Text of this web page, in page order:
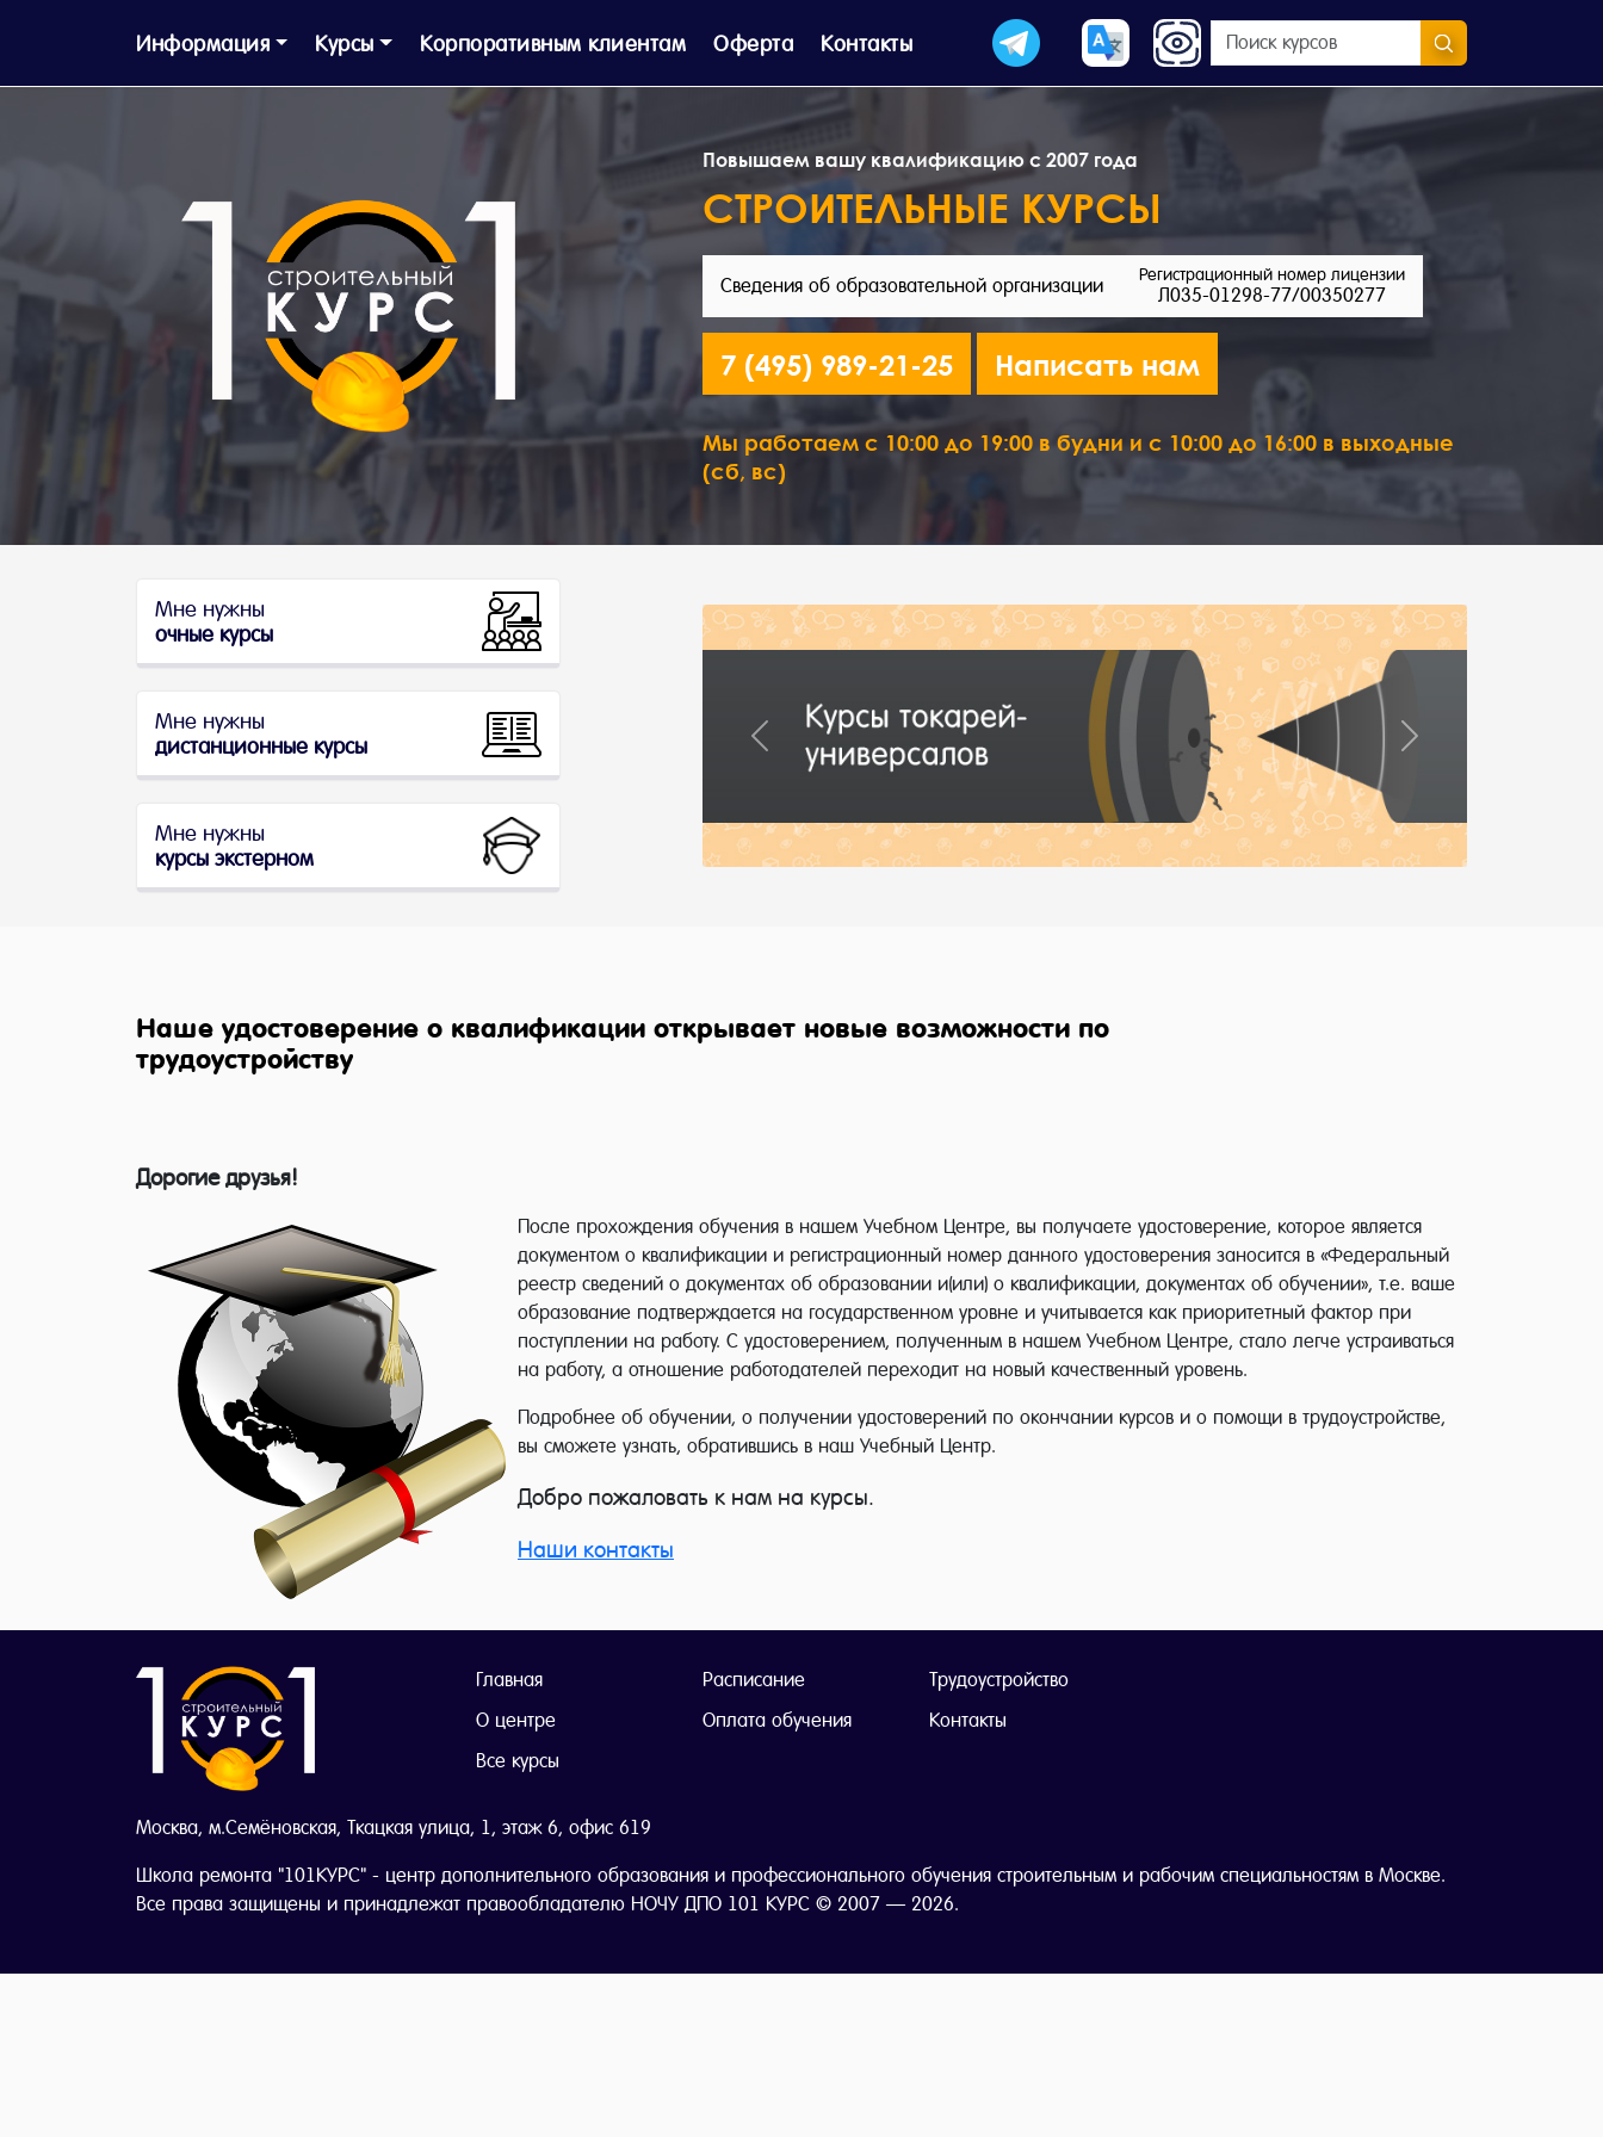
Информация Курсы Корпоративным клиентам Оферта Контакты
Повышаем вашу квалификацию с 2007 года
СТРОИТЕЛЬНЫЕ КУРСЫ
Сведения об образовательной организации Регистрационный номер лицензии
Л035-01298-77/00350277
7 (495) 989-21-25 Написать нам
Мы работаем с 10:00 до 19:00 в будни и с 10:00 до 16:00 в выходные
(сб, вс)
Мне нужны
очные курсы
Мне нужны
дистанционные курсы
Мне нужны
курсы экстерном
Previous Next
Наше удостоверение о квалификации открывает новые возможности по
трудоустройству
Дорогие друзья!
После прохождения обучения в нашем Учебном Центре, вы получаете удостоверение, которое является
документом о квалификации и регистрационный номер данного удостоверения заносится в «Федеральный
реестр сведений о документах об образовании и(или) о квалификации, документах об обучении», т.е. ваше
образование подтверждается на государственном уровне и учитывается как приоритетный фактор при
поступлении на работу. С удостоверением, полученным в нашем Учебном Центре, стало легче устраиваться
на работу, а отношение работодателей переходит на новый качественный уровень.
Подробнее об обучении, о получении удостоверений по окончании курсов и о помощи в трудоустройстве,
вы сможете узнать, обратившись в наш Учебный Центр.
Добро пожаловать к нам на курсы.
Наши контакты
Главная
О центре
Все курсы
Расписание
Оплата обучения
Трудоустройство
Контакты
Москва, м.Семёновская, Ткацкая улица, 1, этаж 6, офис 619
Школа ремонта "101КУРС" - центр дополнительного образования и профессионального обучения строительным и рабочим специальностям в Москве.
Все права защищены и принадлежат правообладателю НОЧУ ДПО 101 КУРС © 2007 — 2026.